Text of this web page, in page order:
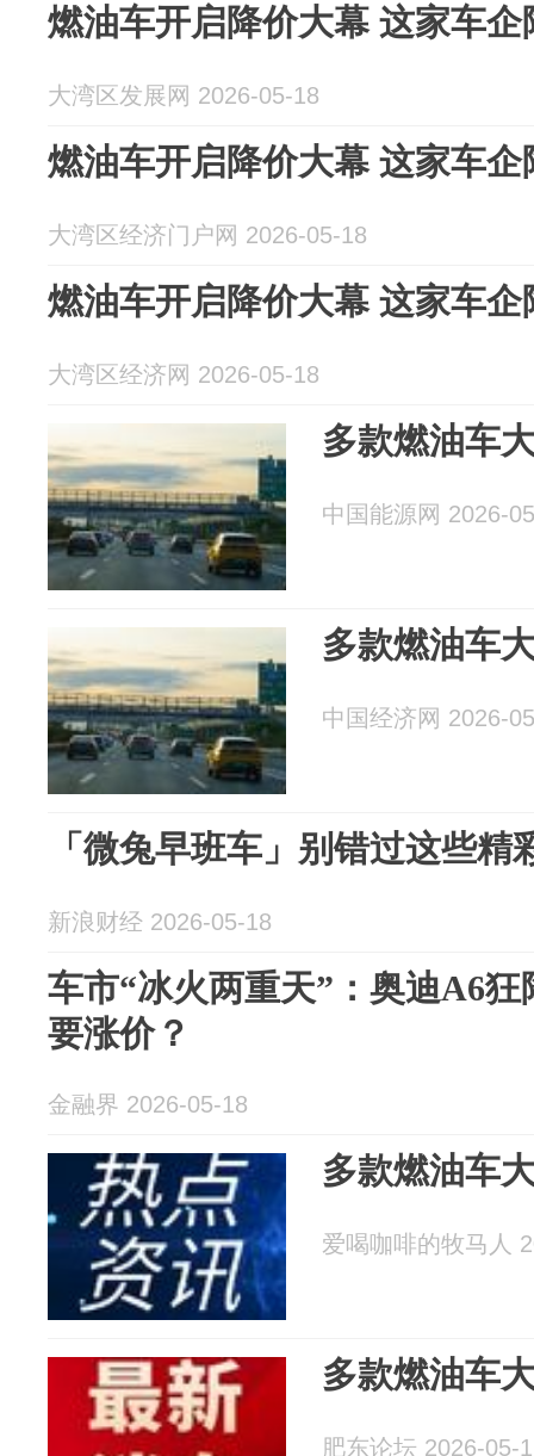
燃油车开启降价大幕 这家车
大湾区发展网 2026-05-18
燃油车开启降价大幕 这家车
大湾区经济门户网 2026-05-18
燃油车开启降价大幕 这家车
大湾区经济网 2026-05-18
多款燃油车
中国能源网 2026-
多款燃油车
中国经济网 2026-
「微兔早班车」别错过这些精
新浪财经 2026-05-18
车市“冰火两重天”：奥迪A6狂
要涨价？
金融界 2026-05-18
多款燃油车
爱喝咖啡的牧马人
多款燃油车
肥东论坛 2026-05-